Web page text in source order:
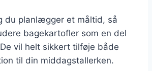
du planlægger et måltid, så
bagekartofler som en del
vil helt sikkert tilføje både
til din middagstallerken.